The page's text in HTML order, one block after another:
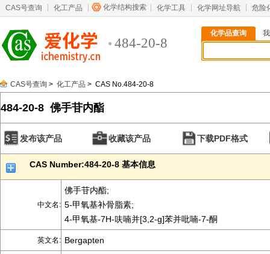
CAS号查询 化工产品 化学结构搜索 化学工具 化学网址导航 危险
484-20-8
化学品查询
CAS号查询 > 化工产品 > CAS No.484-20-8
484-20-8 佛手苷内酯
发布该产品 收藏该产品 下载PDF格式
CAS Number:484-20-8 基本信息
中文名:
佛手苷内酯;
5-甲氧基补骨脂素;
4-甲氧基-7H-呋喃并[3,2-g]苯并吡喃-7-酮
英文名: Bergapten